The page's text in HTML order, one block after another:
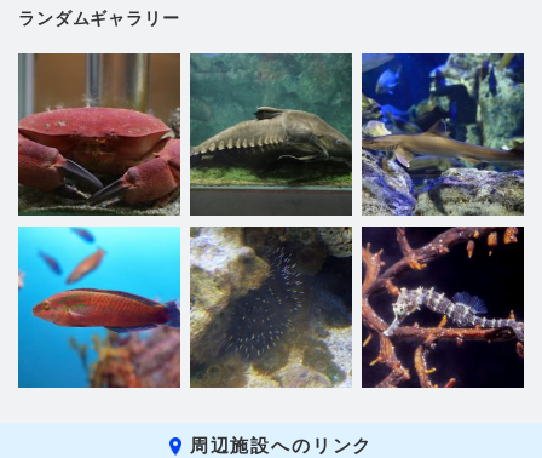
ランダムギャラリー
周辺施設へのリンク